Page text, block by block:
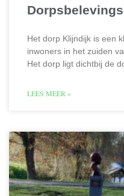
Het dorp Klijndijk is een
inwoners in het zuiden
Het dorp ligt dichtbij de
LEES MEER »